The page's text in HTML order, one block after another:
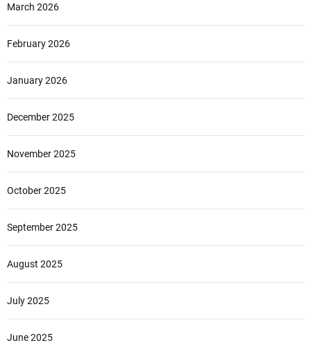
March 2026
February 2026
January 2026
December 2025
November 2025
October 2025
September 2025
August 2025
July 2025
June 2025